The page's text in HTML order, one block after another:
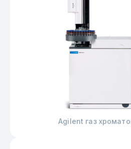
Agilent газ